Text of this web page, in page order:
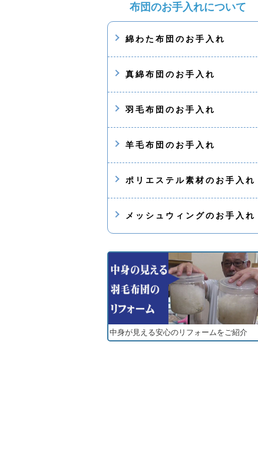
布団のお手入れについて
綿わた布団のお手入れ
真綿布団のお手入れ
羽毛布団のお手入れ
羊毛布団のお手入れ
ポリエステル素材のお手入れ
メッシュウィングのお手入れ
中身が見える安心のリフォームをご紹介